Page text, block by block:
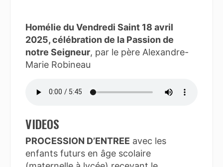
Homélie du Vendredi Saint 18 avril
2025, célébration de la Passion de
notre Seigneur, par le père Alexandre-
Marie Robineau
VIDEOS
PROCESSION D’ENTREE avec les
enfants futurs en âge scolaire